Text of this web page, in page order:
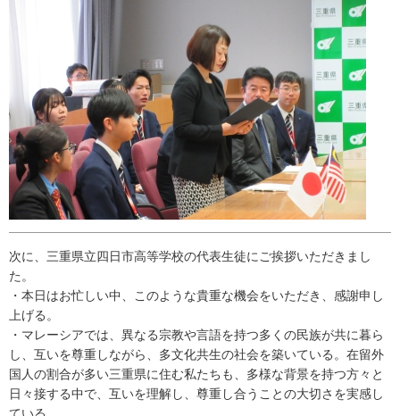
次に、三重県立四日市高等学校の代表生徒にご挨拶いただきまし
た。
・本日はお忙しい中、このような貴重な機会をいただき、感謝申し
上げる。
・マレーシアでは、異なる宗教や言語を持つ多くの民族が共に暮ら
し、互いを尊重しながら、多文化共生の社会を築いている。在留外
国人の割合が多い三重県に住む私たちも、多様な背景を持つ方々と
日々接する中で、互いを理解し、尊重し合うことの大切さを実感し